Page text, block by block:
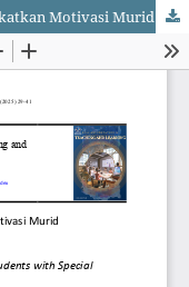
Penggunaan Kad Imbasan bagi Meningkatkan Motivasi Murid Berkeperluan Pendidikan Khas